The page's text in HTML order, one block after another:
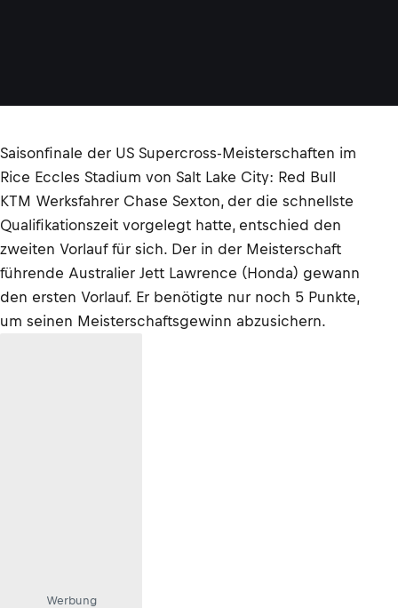
Saisonfinale der US Supercross-Meisterschaften im
Rice Eccles Stadium von Salt Lake City: Red Bull
KTM Werksfahrer Chase Sexton, der die schnellste
Qualifikationszeit vorgelegt hatte, entschied den
zweiten Vorlauf für sich. Der in der Meisterschaft
führende Australier Jett Lawrence (Honda) gewann
den ersten Vorlauf. Er benötigte nur noch 5 Punkte,
um seinen Meisterschaftsgewinn abzusichern.
Werbung